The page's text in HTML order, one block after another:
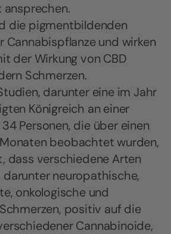
die pigmentbildenden
Cannabispflanze und wirken
der Wirkung von CBD
Schmerzen.
darunter eine im Jahr
Königreich an einer
Personen, die über einen
beobachtet wurden,
dass verschiedene Arten
darunter neuropathische,
onkologische und
positiv auf die
Cannabinoide,